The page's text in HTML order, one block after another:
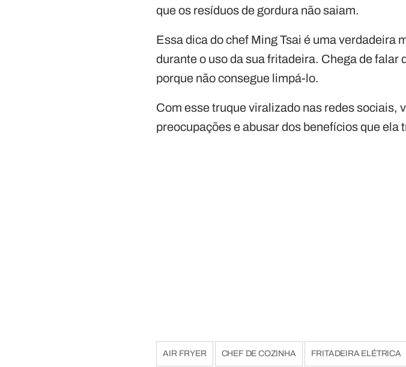
que os resíduos de gordura não saiam.
Essa dica do chef Ming Tsai é uma verdadeira
durante o uso da sua fritadeira. Chega de falar
porque não consegue limpá-lo.
Com esse truque viralizado nas redes sociais,
preocupações e abusar dos benefícios que ela
AIR FRYER CHEF DE COZINHA FRITADEIRA ELÉTRICA